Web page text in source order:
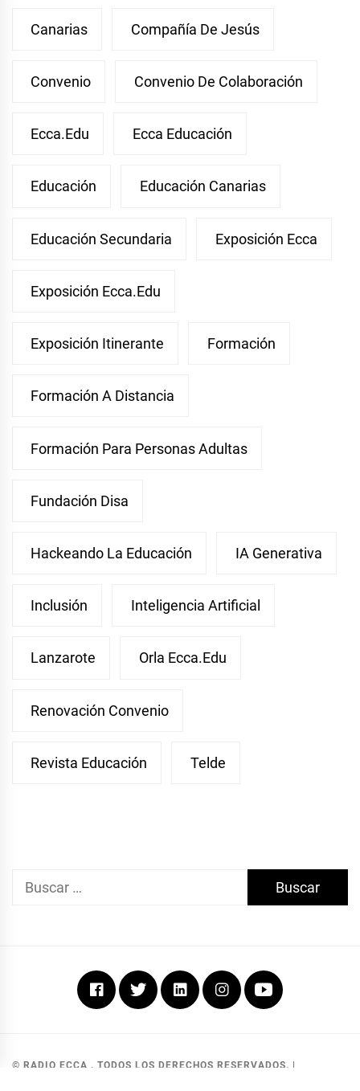
Canarias Compañía De Jesús
Convenio Convenio De Colaboración
Ecca.edu Ecca Educación
Educación Educación Canarias
Educación Secundaria Exposición Ecca
Exposición Ecca.edu
Exposición Itinerante Formación
Formación A Distancia
Formación Para Personas Adultas
Fundación Disa
Hackeando La Educación IA Generativa
Inclusión Inteligencia Artificial
Lanzarote Orla Ecca.edu
Renovación Convenio
Revista Educación Telde
Buscar:
FacebookTwitterLinkedinInstagramYoutube
© RADIO ECCA . TODOS LOS DERECHOS RESERVADOS. |